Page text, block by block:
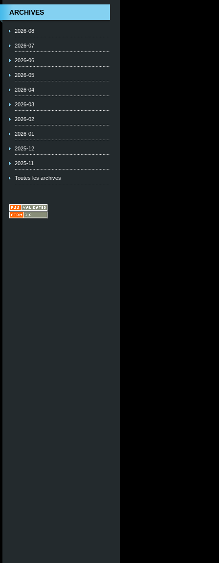
ARCHIVES
2026-08
2026-07
2026-06
2026-05
2026-04
2026-03
2026-02
2026-01
2025-12
2025-11
Toutes les archives